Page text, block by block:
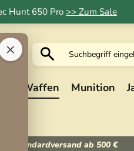
Hunt 650 Pro >> Zum Sale
×
Waffen Munition
Standardversand ab 500 €